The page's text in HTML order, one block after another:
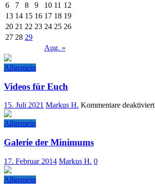
Aug. »
6
7 8 9 10 11 12
13 14 15 16 17 18 19
20 21 22 23 24 25 26
27 28 29
Allgemein
Videos für Euch
15. Juli 2021 Markus H. Kommentare deaktiviert
Allgemein
Galerie der Minimums
17. Februar 2014 Markus H. 0
Allgemein